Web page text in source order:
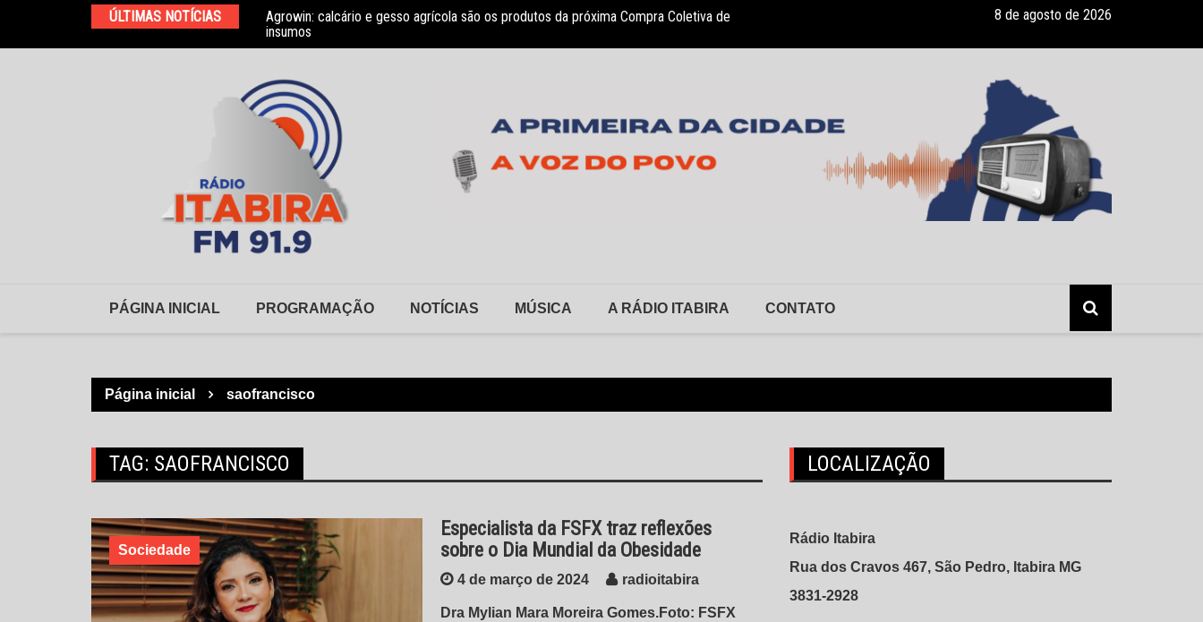
o
ÚLTIMAS NOTÍCIAS
Municipal de Habitação
Agrowin: calcário e gesso agrícola são os produtos da próxima Compra Coletiva de
insumos
Novo convênio com a Associação Nosso Lar garante atendimento a crianças
8 de agosto de 2026
PÁGINA INICIAL PROGRAMAÇÃO NOTÍCIAS MÚSICA A RÁDIO ITABIRA CONTATO
Página inicial saofrancisco
TAG: SAOFRANCISCO
Sociedade
Especialista da FSFX traz reflexões
sobre o Dia Mundial da Obesidade
4 de março de 2024 radioitabira
Dra Mylian Mara Moreira Gomes.Foto: FSFX
LOCALIZAÇÃO
Rádio Itabira
Rua dos Cravos 467, São Pedro, Itabira MG
3831-2928